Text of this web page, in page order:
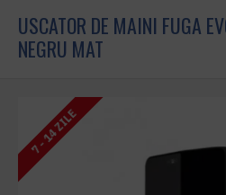
USCATOR DE MAINI FUGA
NEGRU MAT
7 - 14 ZILE